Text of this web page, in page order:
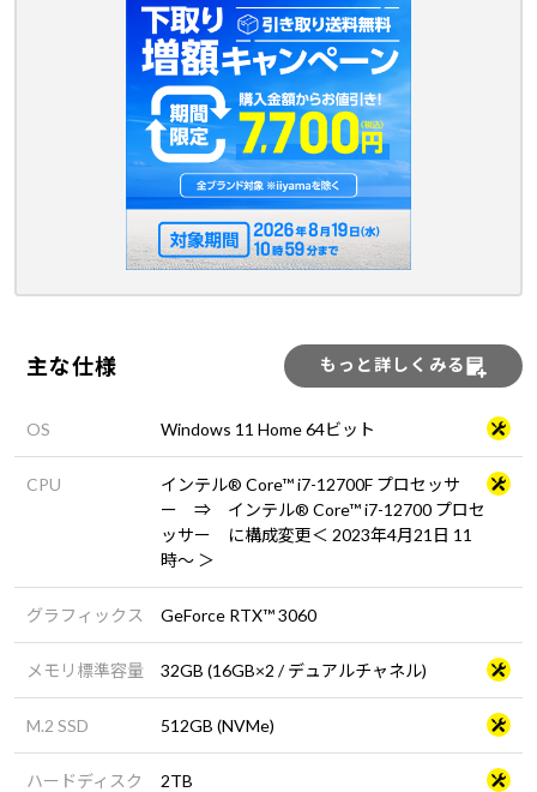
主な仕様 もっと詳しくみる
OS Windows 11 Home 64ビット
CPU
インテル® Core™ i7-12700F プロセッサ
ー ⇒ インテル® Core™ i7-12700 プロセ
ッサー に構成変更＜ 2023年4月21日 11
時～ ＞
グラフィックス GeForce RTX™ 3060
メモリ標準容量 32GB (16GB×2 / デュアルチャネル)
M.2 SSD 512GB (NVMe)
ハードディスク 2TB